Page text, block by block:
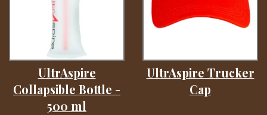
UltrAspire
Collapsible Bottle -
500 ml
UltrAspire Trucker
Cap